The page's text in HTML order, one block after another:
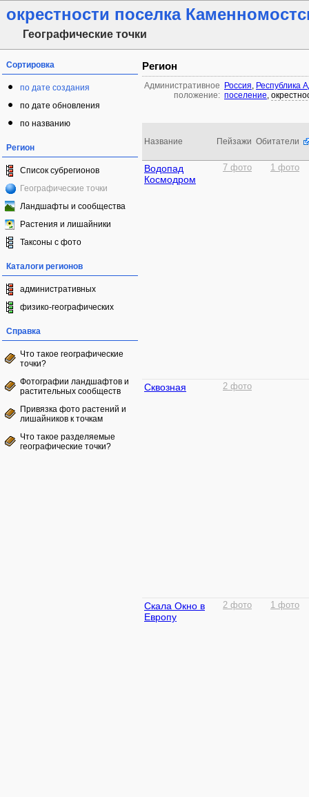
окрестности поселка
Географические точки
Сортировка
по дате создания
по дате обновления
по названию
Регион
Список субрегионов
Географические точки
Ландшафты и сообщества
Растения и лишайники
Таксоны с фото
Каталоги регионов
административных
физико-географических
Справка
Что такое географические
точки?
Фотографии ландшафтов и
растительных сообществ
Привязка фото растений и
лишайников к точкам
Что такое разделяемые
географические точки?
Регион
Административное
положение:
Россия, Республика
поселение,
Название Пейзажи Обитатели
Водопад
Космодром
7 фото 1 фото
Сквозная 2 фото
Скала Окно в
Европу
2 фото 1 фото